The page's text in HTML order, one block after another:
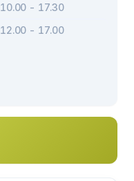
10.00 - 17.30
12.00 - 17.00